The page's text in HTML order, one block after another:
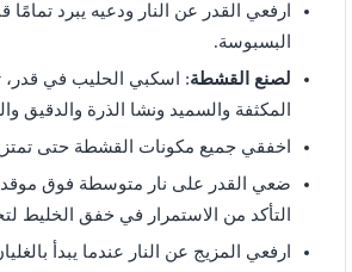
ارفعي القدر عن النار ودعيه يبرد
البسبوسة.
لصنع القشطة: اسكبي الحليب في قدر،
المكثفة والسميد ونشا الذرة والدقيق
اخفقي جميع مكونات القشطة حتى
ضعي القدر على نار متوسطة فوق موقد
التأكد من الاستمرار في خفق الخليط
ارفعي المزيج عن النار عندما يبدأ